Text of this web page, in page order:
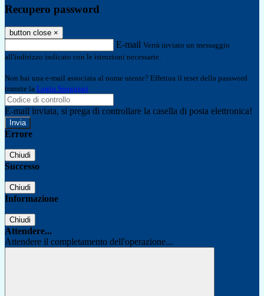
Recupero password
button close ×
E-mail Verrà inviato un messaggio
all'indirizzo indicato con le istruzioni necessarie.
Non hai una e-mail associata al nome utente? Effettua il reset della password
tramite la Login Spaggiari
E-mail inviata, si prega di controllare la casella di posta elettronica!
Errore
Chiudi
Successo
Chiudi
Informazione
Chiudi
Attendere...
Attendere il completamento dell'operazione...